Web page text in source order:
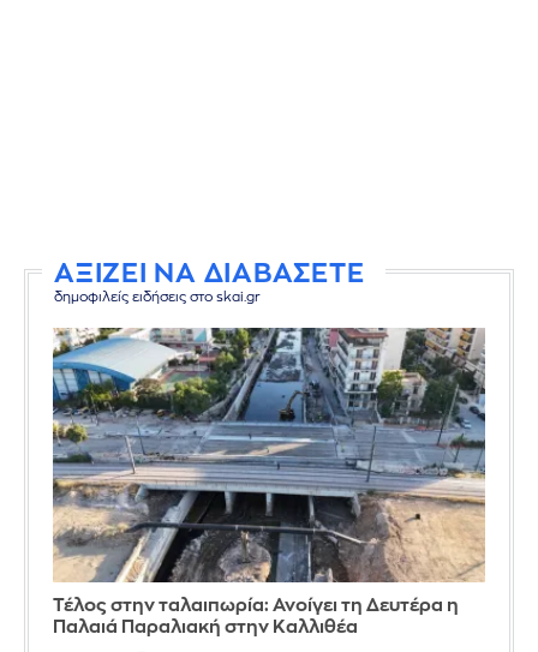
ΑΞΙΖΕΙ ΝΑ ΔΙΑΒΑΣΕΤΕ
δημοφιλείς ειδήσεις στο skai.gr
Τέλος στην ταλαιπωρία: Ανοίγει τη Δευτέρα η
Παλαιά Παραλιακή στην Καλλιθέα